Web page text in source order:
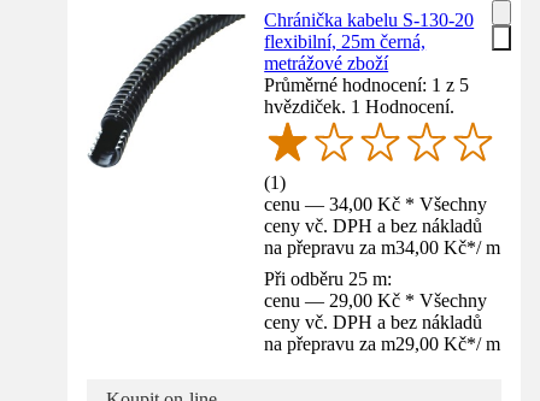
Chránička kabelu S-130-20
flexibilní, 25m černá,
metrážové zboží
Průměrné hodnocení: 1 z 5
hvězdiček. 1 Hodnocení.
(1)
cenu — 34,00 Kč * Všechny
ceny vč. DPH a bez nákladů
na přepravu za m34,00 Kč*/ m
Při odběru 25 m:
cenu — 29,00 Kč * Všechny
ceny vč. DPH a bez nákladů
na přepravu za m29,00 Kč*/ m